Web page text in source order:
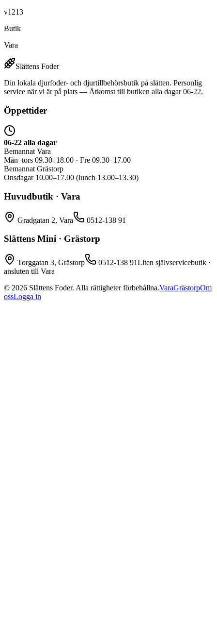
v1213
Butik
Vara
Slättens Foder
Din lokala djurfoder- och djurtillbehörsbutik på slätten. Personlig
service när vi är på plats — Åtkomst till butiken alla dagar 06-22.
Öppettider
06-22 alla dagar
Bemannat Vara
Mån–tors 09.30–18.00 · Fre 09.30–17.00
Bemannat Grästorp
Onsdagar 10.00–17.00 (lunch 13.00–13.30)
Huvudbutik · Vara
Gradgatan 2, Vara 0512-138 91
Slättens Mini · Grästorp
Torggatan 3, Grästorp 0512-138 91Liten självservicebutik ·
ansluten till Vara
© 2026 Slättens Foder. Alla rättigheter förbehållna.VaraGrästorpOm
ossLogga in